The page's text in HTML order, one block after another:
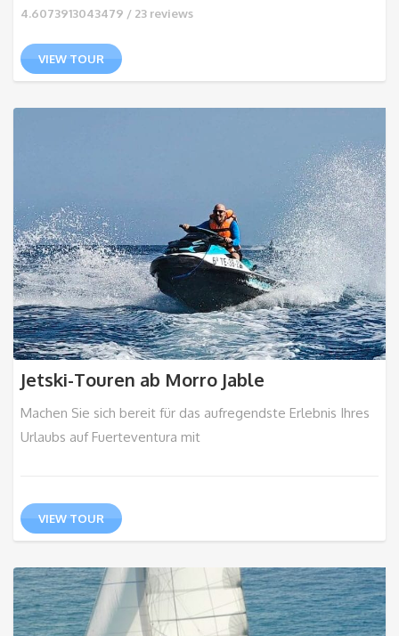
4.6073913043479 / 23 reviews
VIEW TOUR
Jetski-Touren ab Morro Jable
Machen Sie sich bereit für das aufregendste Erlebnis Ihres
Urlaubs auf Fuerteventura mit
VIEW TOUR